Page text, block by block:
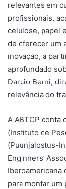
relevantes em
profissionais,
celulose, papel
de oferecer um
inovação, a
aprofundado
Darcio Berni,
relevância do
A ABTCP conta
(Instituto de
(Puunjalostus-
Enginners’
Iberoamericana
para montar um